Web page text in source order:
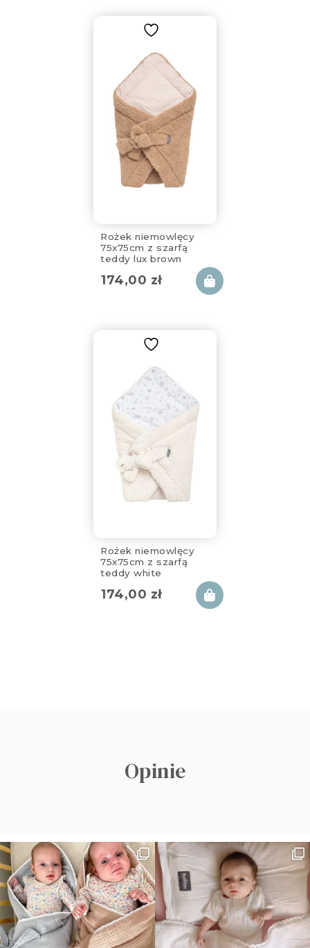
Rożek niemowlęcy
75x75cm z szarfą
teddy lux brown
174,00 zł
Rożek niemowlęcy
75x75cm z szarfą
teddy white
174,00 zł
Opinie